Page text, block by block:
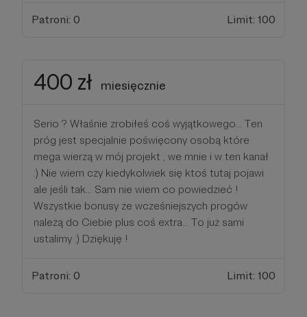
Patroni: 0 Limit: 100
400 zł miesięcznie
Serio ? Właśnie zrobiłeś coś wyjątkowego... Ten
próg jest specjalnie poświęcony osobą które
mega wierzą w mój projekt , we mnie i w ten kanał
:) Nie wiem czy kiedykolwiek się ktoś tutaj pojawi
ale jeśli tak... Sam nie wiem co powiedzieć !
Wszystkie bonusy ze wcześniejszych progów
należą do Ciebie plus coś extra... To już sami
ustalimy :) Dziękuję !
Patroni: 0 Limit: 100